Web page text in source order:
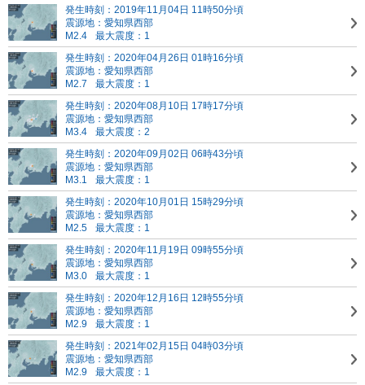
発生時刻：2019年11月04日 11時50分頃
震源地：愛知県西部
M2.4
最大震度：1
発生時刻：2020年04月26日 01時16分頃
震源地：愛知県西部
M2.7
最大震度：1
発生時刻：2020年08月10日 17時17分頃
震源地：愛知県西部
M3.4
最大震度：2
発生時刻：2020年09月02日 06時43分頃
震源地：愛知県西部
M3.1
最大震度：1
発生時刻：2020年10月01日 15時29分頃
震源地：愛知県西部
M2.5
最大震度：1
発生時刻：2020年11月19日 09時55分頃
震源地：愛知県西部
M3.0
最大震度：1
発生時刻：2020年12月16日 12時55分頃
震源地：愛知県西部
M2.9
最大震度：1
発生時刻：2021年02月15日 04時03分頃
震源地：愛知県西部
M2.9
最大震度：1